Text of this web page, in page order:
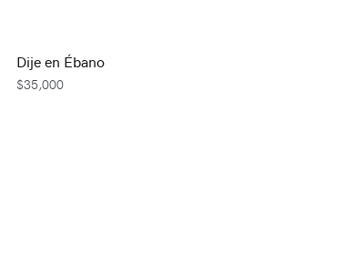
Dije en Ébano
$35,000